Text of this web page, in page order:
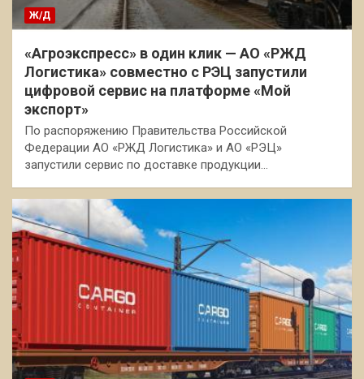
Ж/Д
«Агроэкспресс» в один клик — АО «РЖД
Логистика» совместно с РЭЦ запустили
цифровой сервис на платформе «Мой
экспорт»
По распоряжению Правительства Российской
Федерации АО «РЖД Логистика» и АО «РЭЦ»
запустили сервис по доставке продукции…